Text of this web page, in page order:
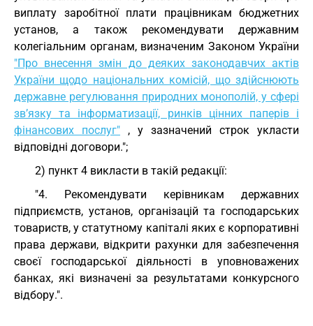
виплату заробітної плати працівникам бюджетних
установ, а також рекомендувати державним
колегіальним органам, визначеним Законом України
"Про внесення змін до деяких законодавчих актів
України щодо національних комісій, що здійснюють
державне регулювання природних монополій, у сфері
зв’язку та інформатизації, ринків цінних паперів і
фінансових послуг" , у зазначений строк укласти
відповідні договори.";
2) пункт 4 викласти в такій редакції:
"4. Рекомендувати керівникам державних
підприємств, установ, організацій та господарських
товариств, у статутному капіталі яких є корпоративні
права держави, відкрити рахунки для забезпечення
своєї господарської діяльності в уповноважених
банках, які визначені за результатами конкурсного
відбору.".